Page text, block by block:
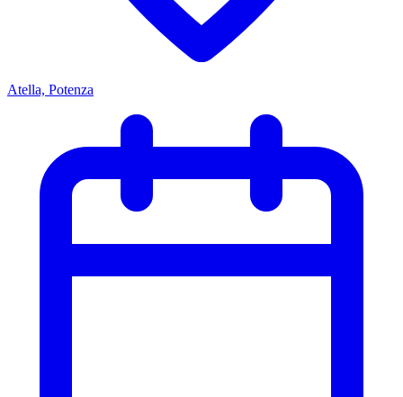
Atella, Potenza